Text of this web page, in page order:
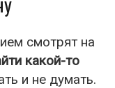
смотрят на
какой-то
и не думать.